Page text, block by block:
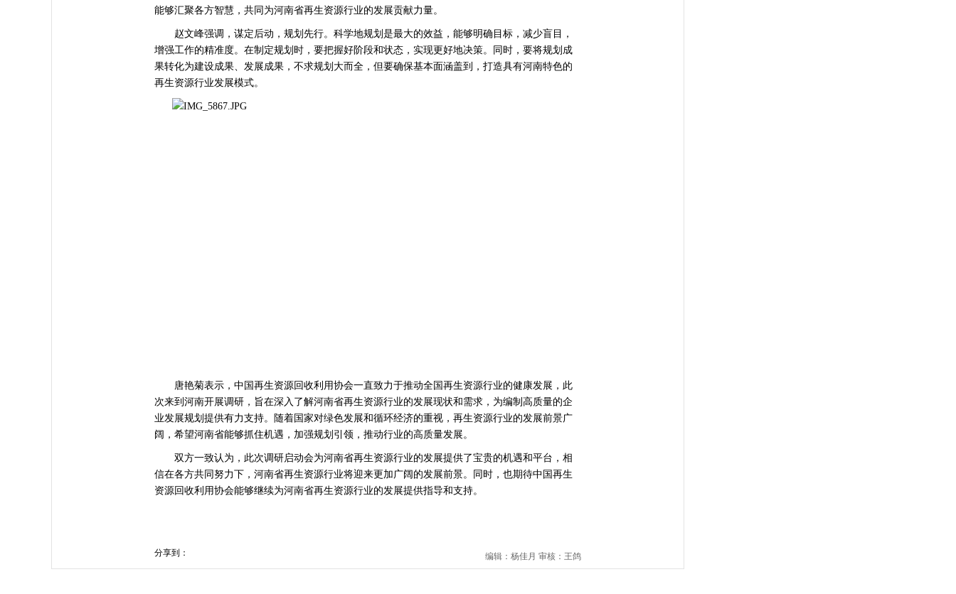
能够汇聚各方智慧，共同为河南省再生资源行业的发展贡献力量。
赵文峰强调，谋定后动，规划先行。科学地规划是最大的效益，能够明确目标，减少盲目，
增强工作的精准度。在制定规划时，要把握好阶段和状态，实现更好地决策。同时，要将规划成
果转化为建设成果、发展成果，不求规划大而全，但要确保基本面涵盖到，打造具有河南特色的
再生资源行业发展模式。
唐艳菊表示，中国再生资源回收利用协会一直致力于推动全国再生资源行业的健康发展，此
次来到河南开展调研，旨在深入了解河南省再生资源行业的发展现状和需求，为编制高质量的企
业发展规划提供有力支持。随着国家对绿色发展和循环经济的重视，再生资源行业的发展前景广
阔，希望河南省能够抓住机遇，加强规划引领，推动行业的高质量发展。
双方一致认为，此次调研启动会为河南省再生资源行业的发展提供了宝贵的机遇和平台，相
信在各方共同努力下，河南省再生资源行业将迎来更加广阔的发展前景。同时，也期待中国再生
资源回收利用协会能够继续为河南省再生资源行业的发展提供指导和支持。
分享到： 编辑：杨佳月 审核：王鸽